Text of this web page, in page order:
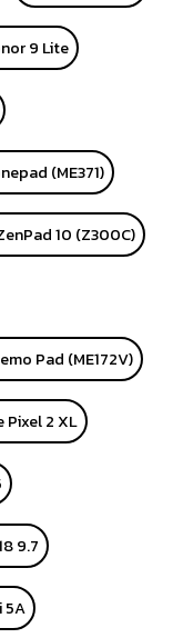
9 Lite
(ME371)
10 (Z300C)
Pad (ME172V)
Pixel 2 XL
9.7
5A